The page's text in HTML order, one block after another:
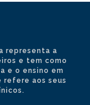
representa a
e tem como
e o ensino em
refere aos seus